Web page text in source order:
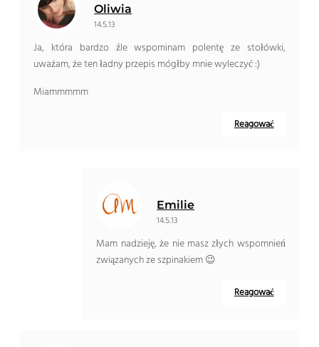
Oliwia
14.5.13
Ja, która bardzo źle wspominam polentę ze stołówki,
uważam, że ten ładny przepis mógłby mnie wyleczyć :)
Miammmmm
Reagować
Emilie
14.5.13
Mam nadzieję, że nie masz złych wspomnień
związanych ze szpinakiem 😉
Reagować